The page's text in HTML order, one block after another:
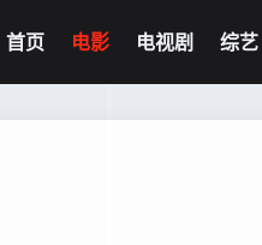
首页 电影 电视剧 综艺